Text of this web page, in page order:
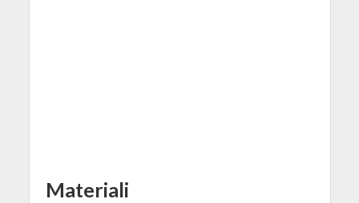
Materiali